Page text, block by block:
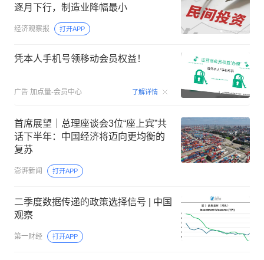
逐月下行，制造业降幅最小
经济观察报 打开APP
凭本人手机号领移动会员权益！
广告 加点量-会员中心 了解详情 00:15
首席展望｜总理座谈会3位“座上宾”共
话下半年：中国经济将迈向更均衡的
复苏
澎湃新闻 打开APP
二季度数据传递的政策选择信号 | 中国
观察
第一财经 打开APP